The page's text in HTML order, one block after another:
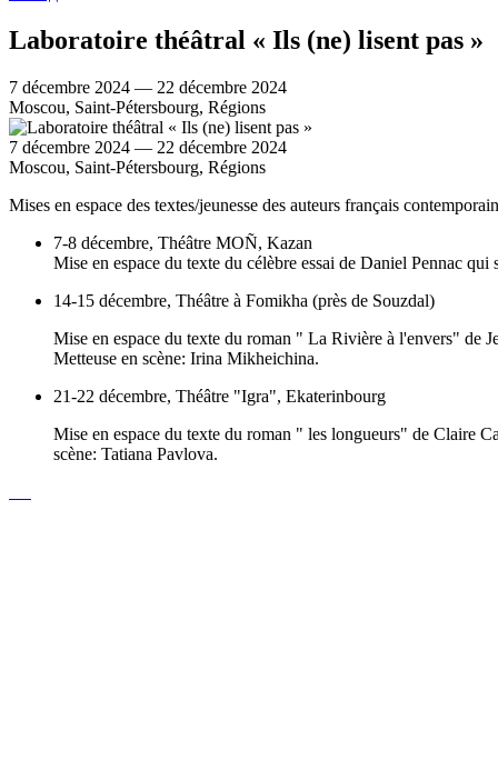
Laboratoire théâtral « Ils (ne) lisent pas »
7 décembre 2024 — 22 décembre 2024
Moscou, Saint-Pétersbourg, Régions
7 décembre 2024 — 22 décembre 2024
Moscou, Saint-Pétersbourg, Régions
Mises en espace des textes/jeunesse des auteurs français
7-8 décembre, Théâtre MOÑ, Kazan
Mise en espace du texte du célèbre essai de Daniel Pennac
14-15 décembre, Théâtre à Fomikha (près de Souzdal)
Mise en espace du texte du roman " La Rivière à l'envers" de
Metteuse en scène: Irina Mikheichina.
21-22 décembre, Théâtre "Igra", Ekaterinbourg
Mise en espace du texte du roman " les longueurs" de Claire
scène: Tatiana Pavlova.